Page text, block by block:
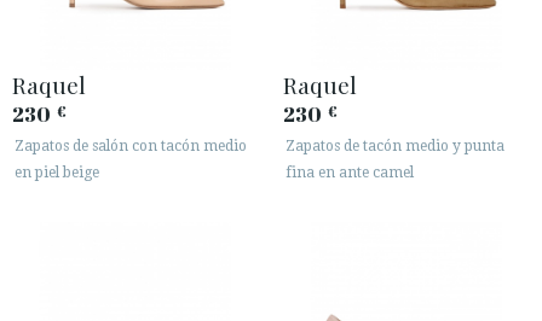
Raquel
230 €
Zapatos de salón con tacón medio
en piel beige
Raquel
230 €
Zapatos de tacón medio y punta
fina en ante camel